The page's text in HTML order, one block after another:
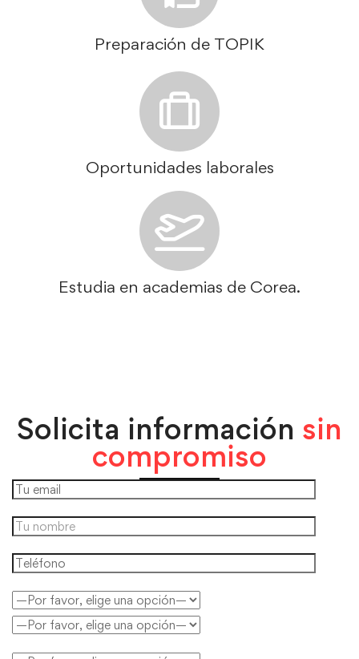
Preparación de TOPIK
Oportunidades laborales
Estudia en academias de Corea.
Solicita información sin
compromiso